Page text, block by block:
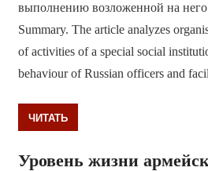
выполнению возложенной на
Summary. The article analyzes
of activities of a special social
behaviour of Russian officers and
ЧИТАТЬ
Уровень жизни